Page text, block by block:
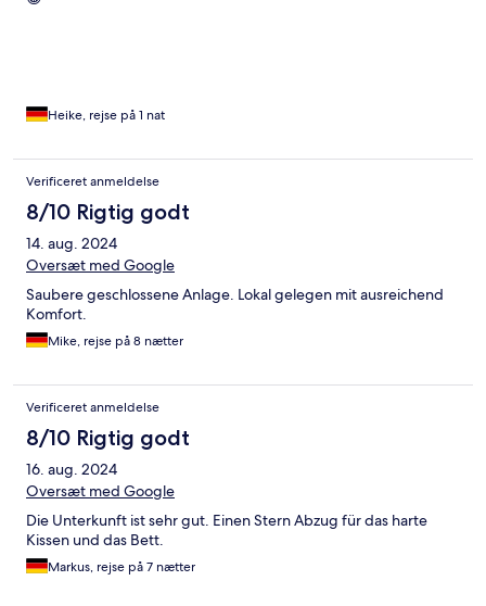
Heike, rejse på 1 nat
Verificeret anmeldelse
8/10 Rigtig godt
14. aug. 2024
Oversæt med Google
Saubere geschlossene Anlage. Lokal gelegen mit ausreichend
Komfort.
Mike, rejse på 8 nætter
Verificeret anmeldelse
8/10 Rigtig godt
16. aug. 2024
Oversæt med Google
Die Unterkunft ist sehr gut. Einen Stern Abzug für das harte
Kissen und das Bett.
Markus, rejse på 7 nætter